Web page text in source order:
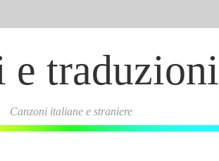
e traduzioni
Canzoni italiane e straniere